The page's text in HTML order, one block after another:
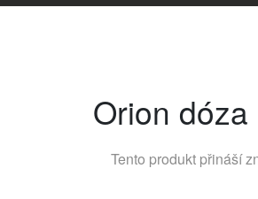
Orion
Tento produkt přináší